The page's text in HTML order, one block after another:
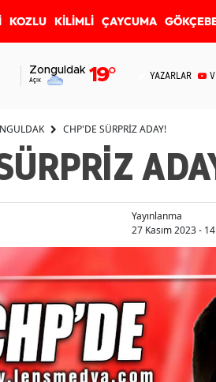
KOZLU KİLİMLİ ÇAYCUMA
Zonguldak
Açık 19° YAZARLAR
CHP'DE SÜRPRİZ ADAY!
Yayınlanma
27 Kasım 2023 -